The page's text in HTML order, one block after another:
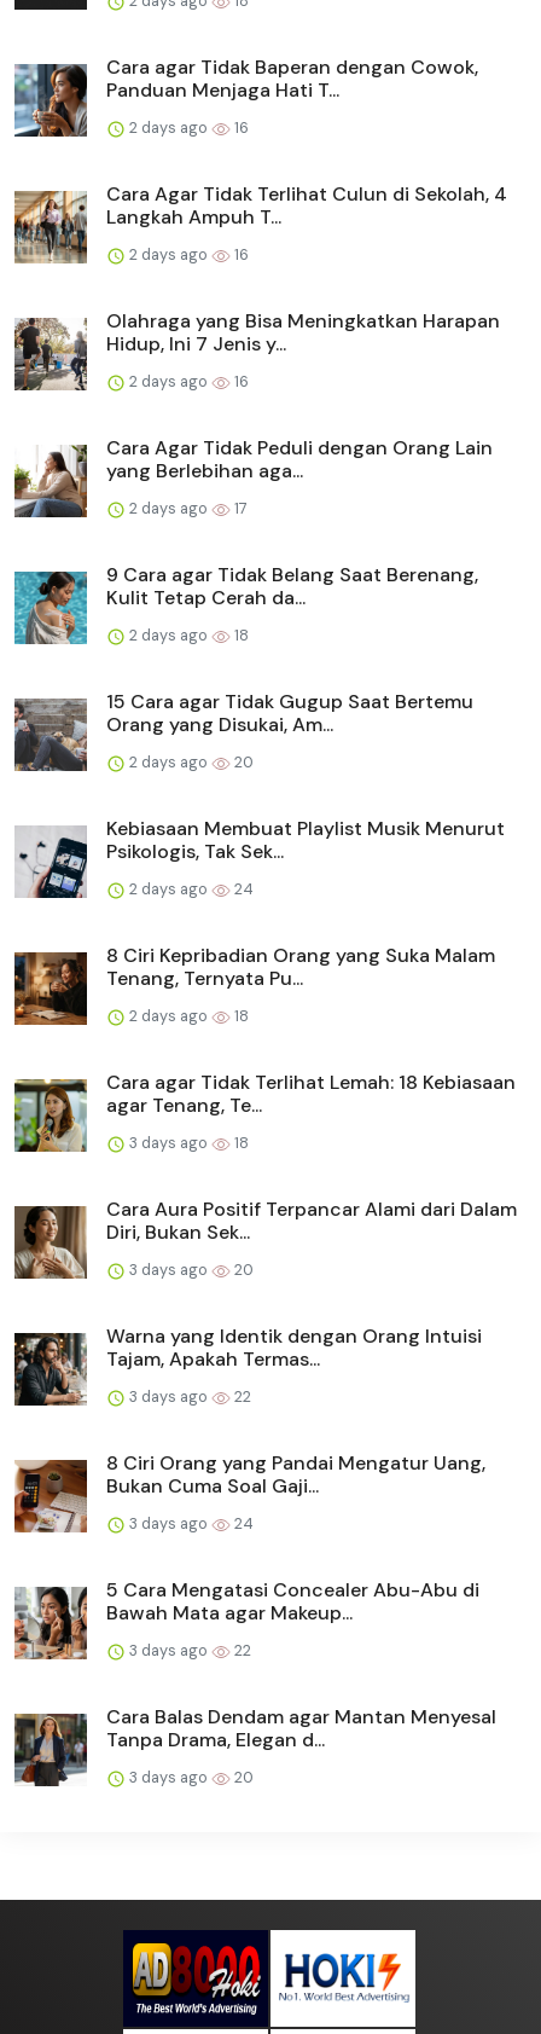
Cara agar Tidak Baperan dengan Cowok,
Panduan Menjaga Hati T...
2 days ago 16
Cara Agar Tidak Terlihat Culun di Sekolah, 4
Langkah Ampuh T...
2 days ago 16
Olahraga yang Bisa Meningkatkan Harapan
Hidup, Ini 7 Jenis y...
2 days ago 16
Cara Agar Tidak Peduli dengan Orang Lain
yang Berlebihan aga...
2 days ago 17
9 Cara agar Tidak Belang Saat Berenang,
Kulit Tetap Cerah da...
2 days ago 18
15 Cara agar Tidak Gugup Saat Bertemu
Orang yang Disukai, Am...
2 days ago 20
Kebiasaan Membuat Playlist Musik Menurut
Psikologis, Tak Sek...
2 days ago 24
8 Ciri Kepribadian Orang yang Suka Malam
Tenang, Ternyata Pu...
2 days ago 18
Cara agar Tidak Terlihat Lemah: 18 Kebiasaan
agar Tenang, Te...
3 days ago 18
Cara Aura Positif Terpancar Alami dari Dalam
Diri, Bukan Sek...
3 days ago 20
Warna yang Identik dengan Orang Intuisi
Tajam, Apakah Termas...
3 days ago 22
8 Ciri Orang yang Pandai Mengatur Uang,
Bukan Cuma Soal Gaji...
3 days ago 24
5 Cara Mengatasi Concealer Abu-Abu di
Bawah Mata agar Makeup...
3 days ago 22
Cara Balas Dendam agar Mantan Menyesal
Tanpa Drama, Elegan d...
3 days ago 20